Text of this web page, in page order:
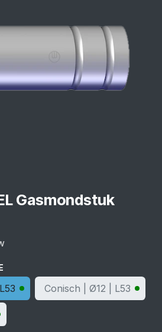
Gasmondstuk
Conisch | Ø12 | L53